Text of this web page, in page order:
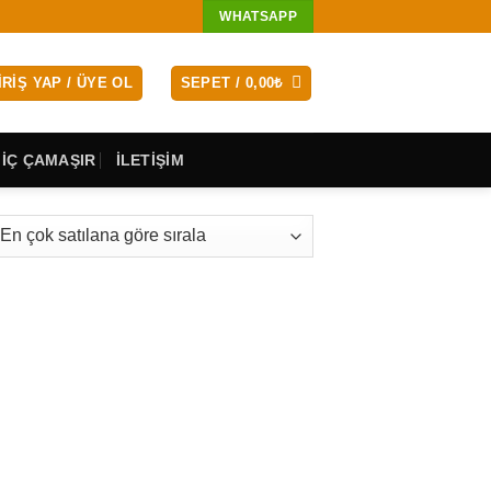
WHATSAPP
YAP / ÜYE OL SEPET / 0,00₺
ÇAMAŞIR İLETİŞİM